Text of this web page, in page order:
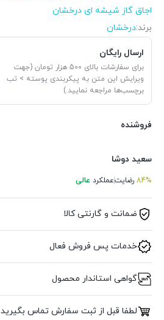
اجاق گاز شیشه ای درخشان
برند:درخشان
ارسال رایگان
برای سفارشات بالای 500 هزار تومان (جهت
ویرایش این متن به پیکربندی پوسته > تب
برچسب‌ها مراجعه نمایید.)
فروشنده
سعید دوشا
84% رضایتعملکرد عالی
ضمانت و گارنتی کالا
خدمات پس فروش فعال
گواهی استاندار محصول
لطفا قبل از ثبت سفارش تماس بگیرید